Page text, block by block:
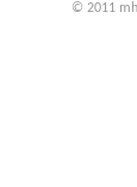
© 2011